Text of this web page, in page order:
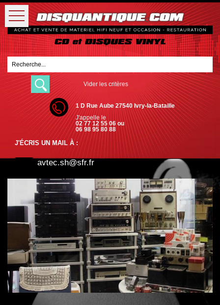
Vider les critères
1 D Rue Aube 27540 Ivry-la-Bataille
J'appelle le
02 77 12 55 06 ou
06 98 95 80 88
J'ÉCRIS UN MAIL À :
avtec.sh@sfr.fr